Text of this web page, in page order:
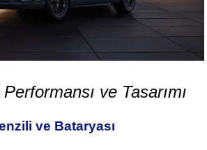
ve Tasarımı
ve Bataryası